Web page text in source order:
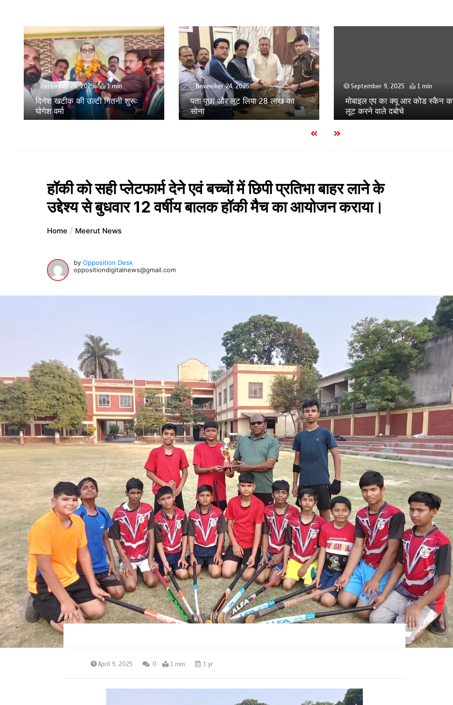
November 24, 2025
पता पूछा और लूट लिया 28 लाख का
सोना
September 9, 2025 1 min
मोबाइल एप का क्यू आर कोड स्कैन कर
लूट करने वाले दबोचे
September 5, 2025
मुस्कान के होने वाले बच्चे को मां से ही
जान का खतरा
हॉकी को सही प्लेटफार्म देने एवं बच्चों में छिपी प्रतिभा बाहर लाने के
उद्देश्य से बुधवार 12 वर्षीय बालक हॉकी मैच का आयोजन कराया।
Home Meerut News
by Opposition Desk
oppositiondigitalnews@gmail.com
April 9, 2025 0 1 min 1 yr